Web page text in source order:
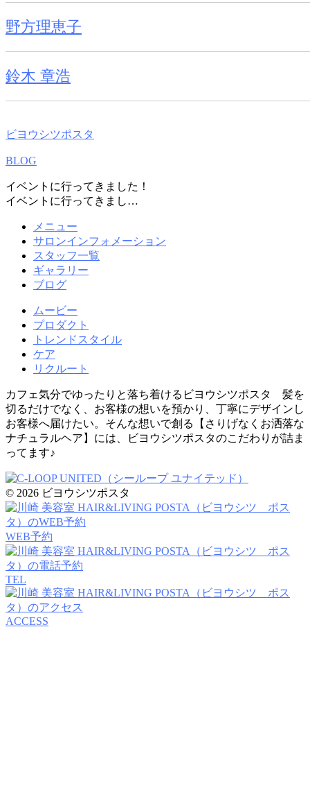
野方理恵子
鈴木 章浩
ビヨウシツポスタ
BLOG
イベントに行ってきました！
イベントに行ってきまし…
メニュー
サロンインフォメーション
スタッフ一覧
ギャラリー
ブログ
ムービー
プロダクト
トレンドスタイル
ケア
リクルート
カフェ気分でゆったりと落ち着けるビヨウシツポスタ 髪を
切るだけでなく、お客様の想いを預かり、丁寧にデザインし
お客様へ届けたい。そんな想いで創る【さりげなくお洒落な
ナチュラルヘア】には、ビヨウシツポスタのこだわりが詰ま
ってます♪
© 2026 ビヨウシツポスタ
WEB予約
TEL
ACCESS